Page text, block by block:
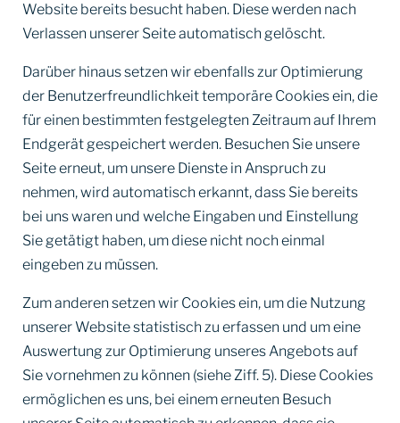
Website bereits besucht haben. Diese werden nach
Verlassen unserer Seite automatisch gelöscht.
Darüber hinaus setzen wir ebenfalls zur Optimierung
der Benutzerfreundlichkeit temporäre Cookies ein, die
für einen bestimmten festgelegten Zeitraum auf Ihrem
Endgerät gespeichert werden. Besuchen Sie unsere
Seite erneut, um unsere Dienste in Anspruch zu
nehmen, wird automatisch erkannt, dass Sie bereits
bei uns waren und welche Eingaben und Einstellung
Sie getätigt haben, um diese nicht noch einmal
eingeben zu müssen.
Zum anderen setzen wir Cookies ein, um die Nutzung
unserer Website statistisch zu erfassen und um eine
Auswertung zur Optimierung unseres Angebots auf
Sie vornehmen zu können (siehe Ziff. 5). Diese Cookies
ermöglichen es uns, bei einem erneuten Besuch